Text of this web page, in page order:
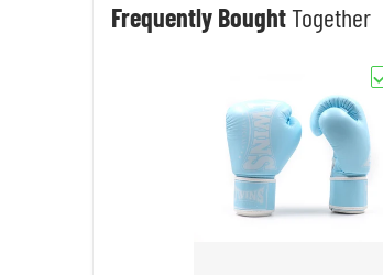
Frequently BoughtTogether